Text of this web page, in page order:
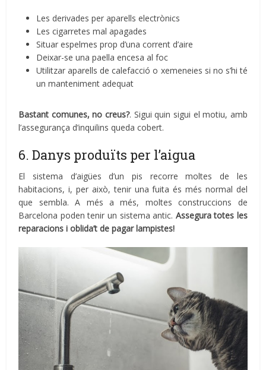
Les derivades per aparells electrònics
Les cigarretes mal apagades
Situar espelmes prop d’una corrent d’aire
Deixar-se una paella encesa al foc
Utilitzar aparells de calefacció o xemeneies si no s’hi té
un manteniment adequat
Bastant comunes, no creus?. Sigui quin sigui el motiu, amb
l’assegurança d’inquilins queda cobert.
6. Danys produïts per l’aigua
El sistema d’aigües d’un pis recorre moltes de les
habitacions, i, per això, tenir una fuita és més normal del
que sembla. A més a més, moltes construccions de
Barcelona poden tenir un sistema antic. Assegura totes les
reparacions i oblida’t de pagar lampistes!